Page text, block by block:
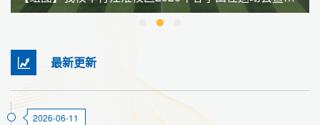
最新更新
2026-06-11